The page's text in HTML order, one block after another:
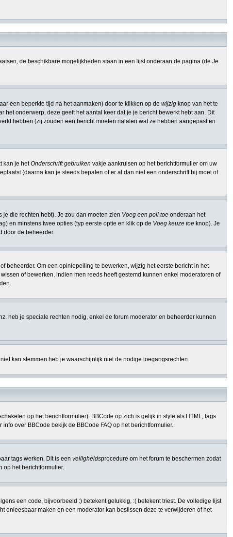
de beschikbare mogelijkheden staan in een lijst onderaan de pagina (de Je
een beperkte tijd na het aanmaken) door te klikken op de wijzig knop van het te
onderwerp, deze geeft het aantal keer dat je je bericht bewerkt hebt aan. Dit
hebben (zij zouden een bericht moeten nalaten wat ze hebben aangepast en
kan je hetOnderschrift gebruiken vakje aankruisen op het berichtformulier om uw
(daarna kan je steeds bepalen of er al dan niet een onderschrift bij moet of
die rechten hebt). Je zou dan moeten zien Voeg een poll toe onderaan het
en minstens twee opties (typ eerste optie en klik op de Voeg keuze toe knop). Je
door de beheerder.
beheerder. Om een opiniepeiling te bewerken, wijzig het eerste bericht in het
of bewerken, indien men reeds heeft gestemd kunnen enkel moderatoren of
heb je speciale rechten nodig, enkel de forum moderator en beheerder kunnen
kan stemmen heb je waarschijnlijk niet de nodige toegangsrechten.
op het berichtformulier). BBCode op zich is gelijk in style als HTML, tags
over BBCode bekijk de BBCode FAQ op het berichtformulier.
tags werken. Dit is een veiligheidsprocedure om het forum te beschermen zodat
op het berichtformulier.
een code, bijvoorbeeld :) betekent gelukkig, :( betekent triest. De volledige lijst
onleesbaar maken en een moderator kan beslissen deze te verwijderen of het